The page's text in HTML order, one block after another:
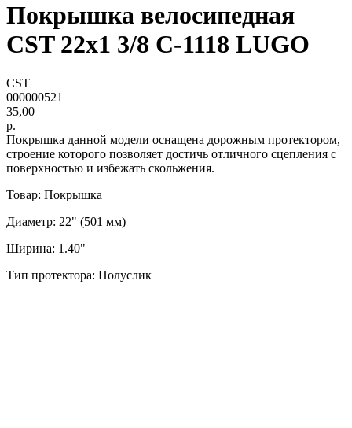
Покрышка велосипедная
CST 22x1 3/8 C-1118 LUGO
CST
000000521
35,00
р.
Покрышка данной модели оснащена дорожным протектором,
строение которого позволяет достичь отличного сцепления с
поверхностью и избежать скольжения.
Товар: Покрышка
Диаметр: 22" (501 мм)
Ширина: 1.40"
Тип протектора: Полуслик